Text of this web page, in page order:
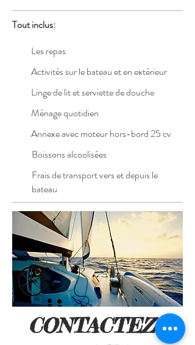
Tout inclus:
Les repas
Activités sur le bateau et en extérieur
Linge de lit et serviette de douche
Ménage quotidien
Annexe avec moteur hors-bord 25 cv
Boissons alcoolisées
Frais de transport vers et depuis le
bateau
CONTACTEZ -